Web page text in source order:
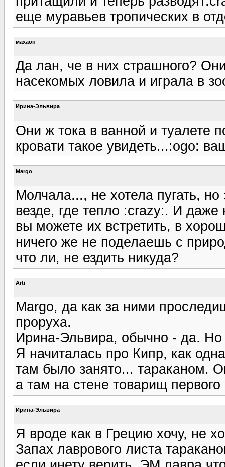
еще муравьев тропических в
махаон
Да лан, че в них страшного?
насекомых ловила и играла в
Ирина-Эльвира
Они ж тока в ванной и туалете
кровати такое увидеть...:ogo:
Margo
Молчала..., не хотела пугать,
везде, где тепло :crazy:. И
вы можете их встретить, в
ничего же не поделаешь с
что ли, не ездить никуда?
Arti
Margo, да как за ними
проруха.
Ирина-Эльвира, обычно - да.
Я начиталась про Кипр, как
там было занято... тараканом.
а там на стене товарищ
Ирина-Эльвира
Я вроде как в Грецию хочу, не
Запах лаврового листа